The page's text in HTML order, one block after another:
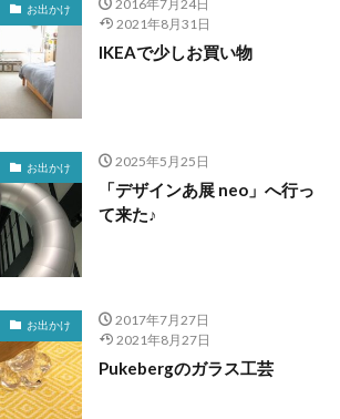
お出かけ
2016年7月24日
2021年8月31日
IKEAで少しお買い物
お出かけ 2025年5月25日
「デザインあ展 neo」へ行っ
て来た♪
お出かけ
2017年7月27日
2021年8月27日
Pukebergのガラス工芸